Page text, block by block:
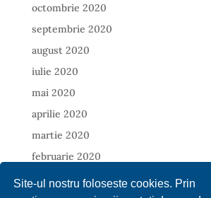
Site-ul nostru foloseste cookies. Prin
octombrie 2020
septembrie 2020
august 2020
iulie 2020
mai 2020
aprilie 2020
martie 2020
februarie 2020
ianuarie 2020